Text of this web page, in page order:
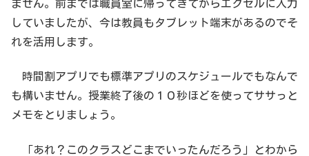
ません。前までは職員室に帰ってきてからエクセルに入力
していましたが、今は教員もタブレット端末があるのでそ
れを活用します。
時間割アプリでも標準アプリのスケジュールでもなんで
も構いません。授業終了後の１０秒ほどを使ってササっと
メモをとりましょう。
「あれ？このクラスどこまでいったんだろう」とわから